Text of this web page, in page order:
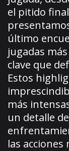
el pitido
último
jugadas
clave que
Estos
más
un detalle
las